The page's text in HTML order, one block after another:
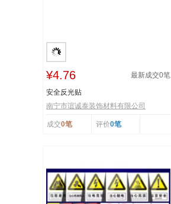
¥4.76 最新成交0笔
安全反光贴
南宁市谊诚泰装饰材料有限公司
成交0笔 评价0笔